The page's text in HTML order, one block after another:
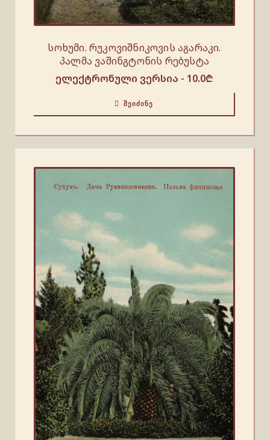
სოხუმი. რუკოვიშნიკოვის აგარაკი.
პალმა ვაშინგტონის რებუსტა
ელექტრონული ვერსია - 10.0₾
ᲨᲔᲘᲫᲘᲜᲔ